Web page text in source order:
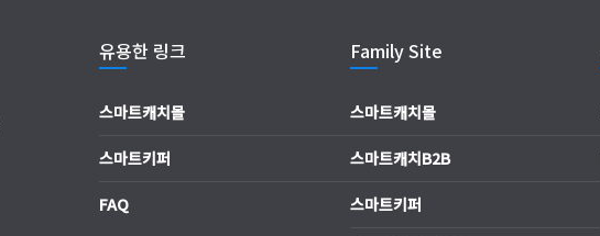
유용한 링크
스마트캐치몰
스마트키퍼
FAQ
Family Site
스마트캐치몰
스마트캐치B2B
스마트키퍼